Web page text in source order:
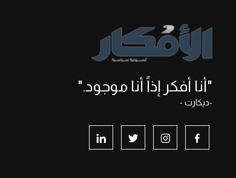
"أنا أفكر إذاً أنا موجود."
-ديكارت -